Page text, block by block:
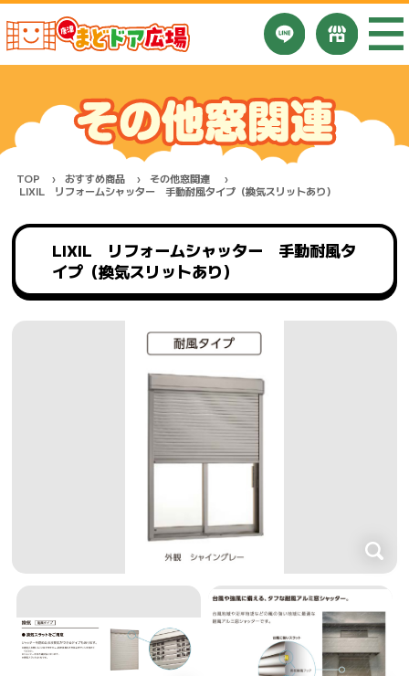
TOP おすすめ商品
その他窓関連
LIXIL リフォームシャッター 手動耐風タイプ（換気スリットあり）
LIXIL リフォームシャッター 手動耐風タ
イプ（換気スリットあり）